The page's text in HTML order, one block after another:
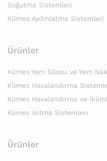
Soğutma Sistemleri
Kümes Aydınlatma Sistemleri
Ürünler
Kümes Yem Silosu ve Yem
Kümes Havalandırma
Kümes Havalandırma ve
Kümes Isıtma Sistemleri
Ürünler